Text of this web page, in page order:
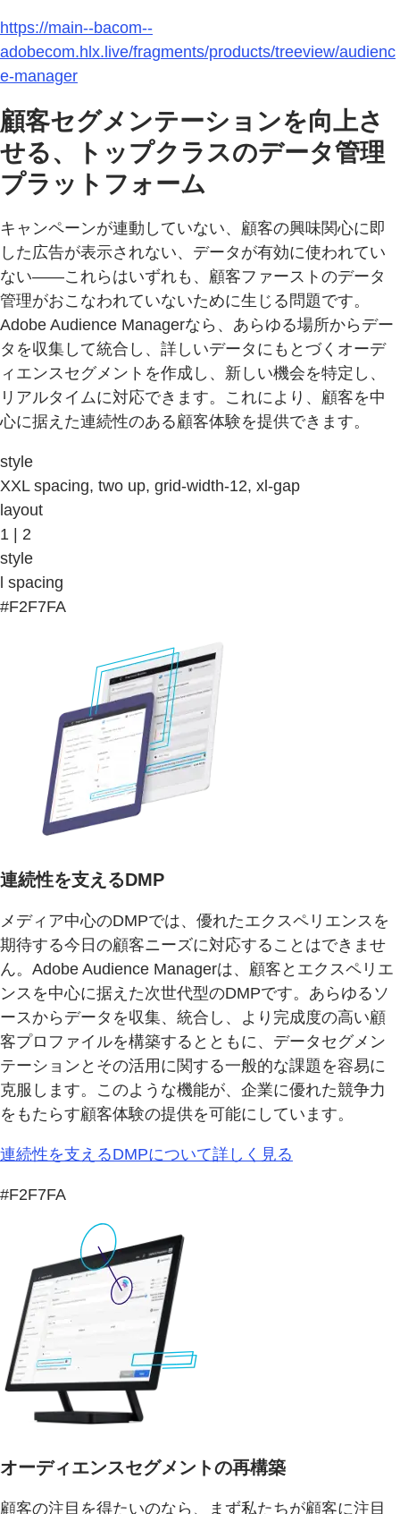
https://main--bacom--
adobecom.hlx.live/fragments/products/treeview/audienc
e-manager
顧客セグメンテーションを向上さ
せる、トップクラスのデータ管理
プラットフォーム
キャンペーンが連動していない、顧客の興味関心に即
した広告が表示されない、データが有効に使われてい
ない――これらはいずれも、顧客ファーストのデータ
管理がおこなわれていないために生じる問題です。
Adobe Audience Managerなら、あらゆる場所からデー
タを収集して統合し、詳しいデータにもとづくオーデ
ィエンスセグメントを作成し、新しい機会を特定し、
リアルタイムに対応できます。これにより、顧客を中
心に据えた連続性のある顧客体験を提供できます。
style
XXL spacing, two up, grid-width-12, xl-gap
layout
1 | 2
style
l spacing
#F2F7FA
連続性を支えるDMP
メディア中心のDMPでは、優れたエクスペリエンスを
期待する今日の顧客ニーズに対応することはできませ
ん。Adobe Audience Managerは、顧客とエクスペリエ
ンスを中心に据えた次世代型のDMPです。あらゆるソ
ースからデータを収集、統合し、より完成度の高い顧
客プロファイルを構築するとともに、データセグメン
テーションとその活用に関する一般的な課題を容易に
克服します。このような機能が、企業に優れた競争力
をもたらす顧客体験の提供を可能にしています。
連続性を支えるDMPについて詳しく見る
#F2F7FA
オーディエンスセグメントの再構築
顧客の注目を得たいのなら、まず私たちが顧客に注目